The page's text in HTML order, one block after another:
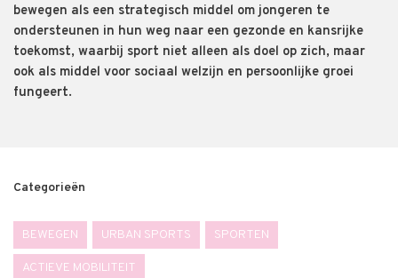
bewegen als een strategisch middel om jongeren te
ondersteunen in hun weg naar een gezonde en kansrijke
toekomst, waarbij sport niet alleen als doel op zich, maar
ook als middel voor sociaal welzijn en persoonlijke groei
fungeert.
Categorieën
BEWEGEN URBAN SPORTS SPORTEN
ACTIEVE MOBILITEIT